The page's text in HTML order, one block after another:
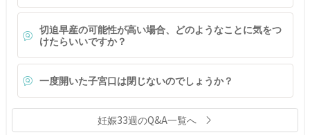
切迫早産の可能性が高い場合、どのようなことに気をつ
けたらいいですか？
一度開いた子宮口は閉じないのでしょうか？
妊娠33週のQ&A一覧へ